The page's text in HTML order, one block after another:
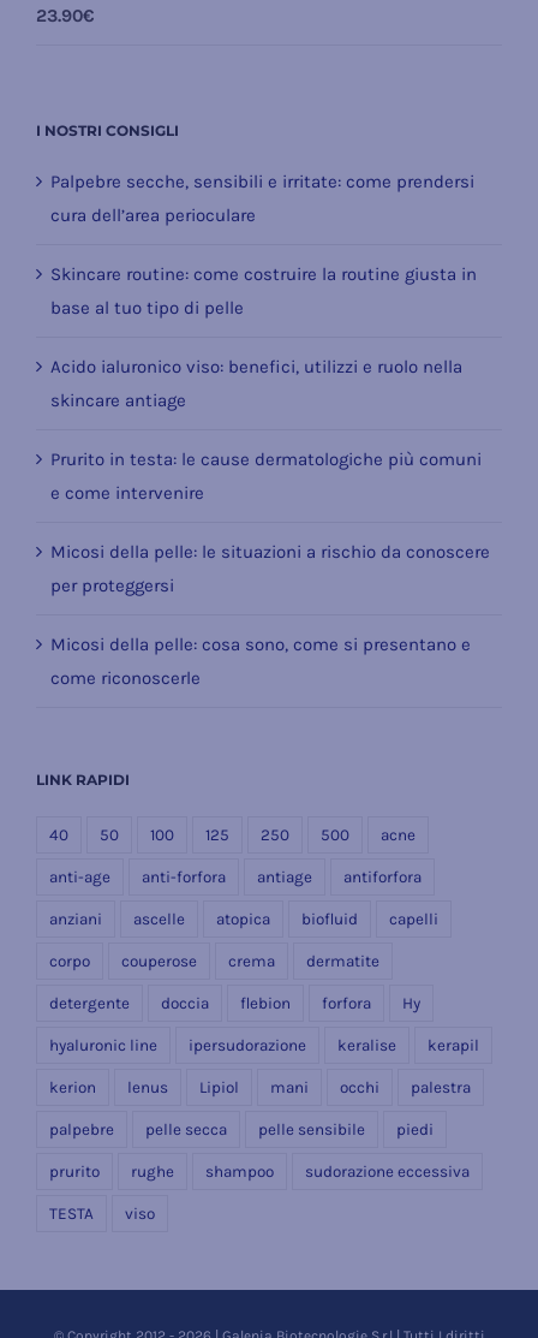
Valutato
23.90€
I NOSTRI CONSIGLI
Palpebre secche, sensibili e irritate: come prendersi
cura dell’area perioculare
Skincare routine: come costruire la routine giusta in
base al tuo tipo di pelle
Acido ialuronico viso: benefici, utilizzi e ruolo nella
skincare antiage
Prurito in testa: le cause dermatologiche più comuni
e come intervenire
Micosi della pelle: le situazioni a rischio da conoscere
per proteggersi
Micosi della pelle: cosa sono, come si presentano e
come riconoscerle
LINK RAPIDI
40 50 100 125 250 500 acne
anti-age anti-forfora antiage antiforfora
anziani ascelle atopica biofluid capelli
corpo couperose crema dermatite
detergente doccia flebion forfora Hy
hyaluronic line ipersudorazione keralise kerapil
kerion lenus Lipiol mani occhi palestra
palpebre pelle secca pelle sensibile piedi
prurito rughe shampoo sudorazione eccessiva
TESTA viso